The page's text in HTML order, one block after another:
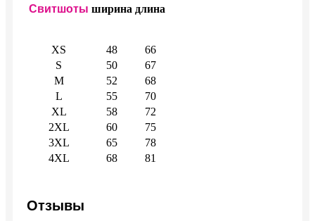
Свитшоты ширина длина
XS 48
66
S
50
67
M
52
68
L
55
70
XL
58
72
2XL
60
75
3XL
65
78
4XL
68 81
Отзывы